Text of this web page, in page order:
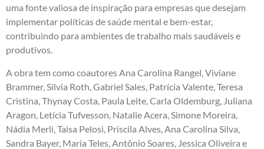
uma fonte valiosa de inspiração para empresas que desejam
implementar políticas de saúde mental e bem-estar,
contribuindo para ambientes de trabalho mais saudáveis e
produtivos.
A obra tem como coautores Ana Carolina Rangel, Viviane
Brammer, Silvia Roth, Gabriel Sales, Patrícia Valente, Teresa
Cristina, Thynay Costa, Paula Leite, Carla Oldemburg, Juliana
Aragon, Letícia Tufvesson, Natalie Acera, Simone Moreira,
Nádia Merli, Taisa Pelosi, Priscila Alves, Ana Carolina Silva,
Sandra Bayer, Maria Teles, Antônio Soares, Jessica Oliveira e